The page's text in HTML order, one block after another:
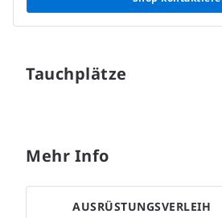
Tauchplätze
Mehr Info
AUSRÜSTUNGSVERLEIH